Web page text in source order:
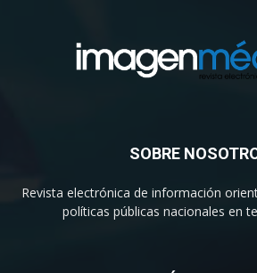
SOBRE
Revista electrónica de información
políticas públicas nacionales en